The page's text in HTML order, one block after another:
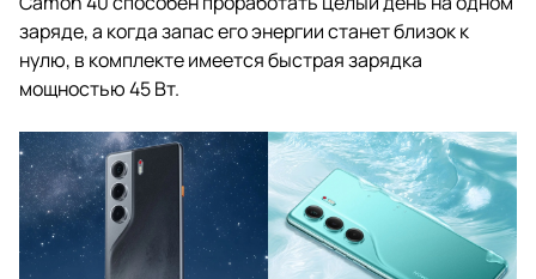
заряде, а когда запас его энергии станет близок к
нулю, в комплекте имеется быстрая зарядка
мощностью 45 Вт.